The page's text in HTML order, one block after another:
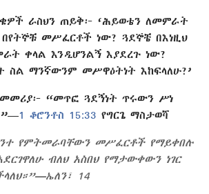
ራስህን ጠይቅ፦ ‘ሕይወቴን ለመምራት
መሥፈርቶች ነው? ጓደኞቼ በእነዚህ
ቀላል እንዲሆንልኝ እያደረጉ ነው?
ስል ማንኛውንም መሥዋዕትነት እከፍላለሁ?’
“መጥፎ ጓደኝነት ጥሩውን ሥነ
1 ቆሮንቶስ 15:33 የግርጌ ማስታወሻ
የምትመራባቸውን መሥፈርቶች የማይቀበሉ
ብለህ አስበህ የማታውቀውን ነገር
14